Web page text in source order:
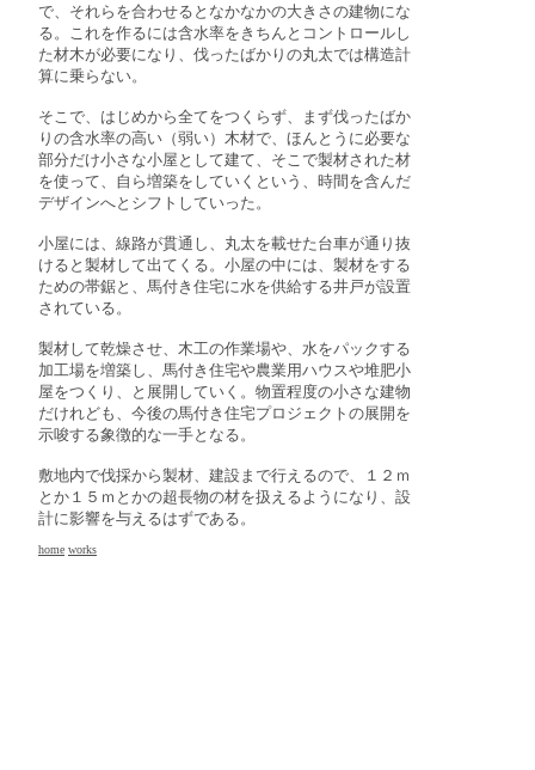
で、それらを合わせるとなかなかの大きさの建物にな
る。これを作るには含水率をきちんとコントロールし
た材木が必要になり、伐ったばかりの丸太では構造計
算に乗らない。
そこで、はじめから全てをつくらず、まず伐ったばか
りの含水率の高い（弱い）木材で、ほんとうに必要な
部分だけ小さな小屋として建て、そこで製材された材
を使って、自ら増築をしていくという、時間を含んだ
デザインへとシフトしていった。
小屋には、線路が貫通し、丸太を載せた台車が通り抜
けると製材して出てくる。小屋の中には、製材をする
ための帯鋸と、馬付き住宅に水を供給する井戸が設置
されている。
製材して乾燥させ、木工の作業場や、水をパックする
加工場を増築し、馬付き住宅や農業用ハウスや堆肥小
屋をつくり、と展開していく。物置程度の小さな建物
だけれども、今後の馬付き住宅プロジェクトの展開を
示唆する象徴的な一手となる。
敷地内で伐採から製材、建設まで行えるので、１２ｍ
とか１５ｍとかの超長物の材を扱えるようになり、設
計に影響を与えるはずである。
home works